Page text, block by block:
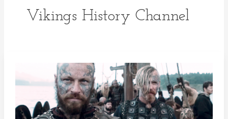
Vikings History Channel